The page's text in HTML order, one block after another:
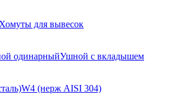
Хомуты для вывесок
одинарныйУшной с вкладышем
W4 (нерж AISI 304)